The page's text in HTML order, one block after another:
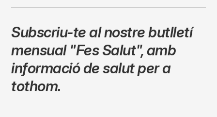
Subscriu-te al nostre butlletí
mensual "Fes Salut",amb
informació de salut per a
tothom.